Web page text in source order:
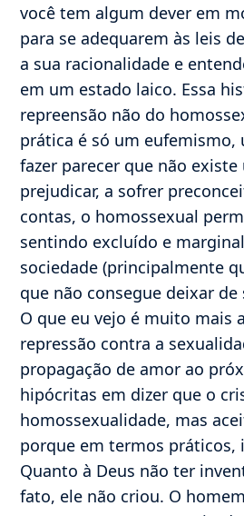
você tem algum dever em
para se adequarem às leis
a sua racionalidade e
em um estado laico. Essa
repreensão não do
prática é só um eufemismo,
fazer parecer que não existe
prejudicar, a sofrer
contas, o homossexual
sentindo excluído e
sociedade (principalmente
que não consegue deixar
O que eu vejo é muito mais
repressão contra a
propagação de amor ao
hipócritas em dizer que o
homossexualidade, mas
porque em termos práticos,
Quanto à Deus não ter
fato, ele não criou. O